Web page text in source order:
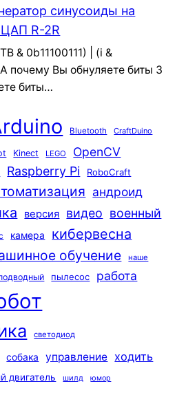
синусоиды на
R-2R
& 0b11100111) | (i &
почему Вы обнуляете биты 3
биты…
Bluetooth CraftDuino
Kinect LEGO OpenCV
Raspberry Pi RoboCraft
андроид
версия видео военный
камера кибервесна
обучение наше
пылесос работа
светодиод
собака управление ходить
двигатель шилд юмор